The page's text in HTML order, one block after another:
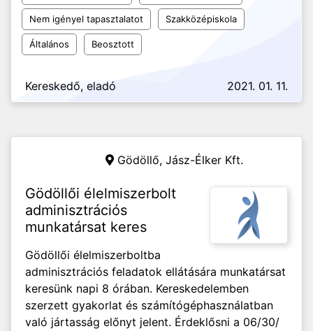
Nem igényel tapasztalatot Szakközépiskola
Általános Beosztott
Kereskedő, eladó 2021. 01. 11.
Gödöllő, Jász-Élker Kft.
Gödöllői élelmiszerbolt
adminisztrációs
munkatársat keres
Gödöllői élelmiszerboltba
adminisztrációs feladatok ellátására munkatársat
keresünk napi 8 órában. Kereskedelemben
szerzett gyakorlat és számítógéphasználatban
való jártasság előnyt jelent. Érdeklősni a 06/30/